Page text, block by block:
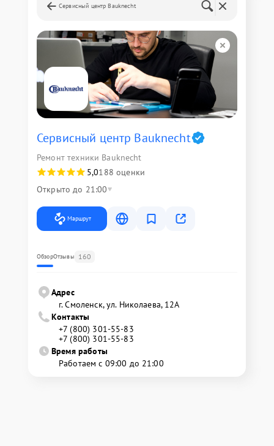
Сервисный центр Bauknecht
Сервисный центр Bauknecht
Ремонт техники Bauknecht
5,0188 оценки
Открыто до 21:00
Маршрут
ОбзорОтзывы 160
Адрес
г. Смоленск, ул. Николаева, 12А
Контакты
+7 (800) 301-55-83
+7 (800) 301-55-83
Время работы
Работаем с 09:00 до 21:00